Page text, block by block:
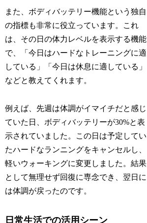
また、ボディバッテリー機能という独自
の指標も非常に役立っています。これ
は、その日の体力レベルを表示する機能
で、「今日はハードなトレーニングに適
している」「今日は休息に適している」
などと教えてくれます。
例えば、先週は体調がイマイチだと感じ
ていた日、ボディバッテリーが30%と表
示されていました。この日は予定してい
たハードなランニングをキャンセルし、
軽いウォーキングに変更しました。結果
として無理せず回復に専念でき、翌日に
は体調が戻ったのです。
日常生活での活用シーン